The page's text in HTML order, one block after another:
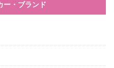
ー・ブランド